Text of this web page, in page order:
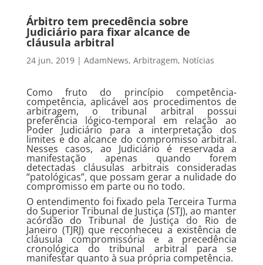
Árbitro tem precedência sobre
Judiciário para fixar alcance de
cláusula arbitral
24 jun, 2019| AdamNews, Arbitragem, Notícias
Como fruto do princípio competência-
competência, aplicável aos procedimentos de
arbitragem, o tribunal arbitral possui
preferência lógico-temporal em relação ao
Poder Judiciário para a interpretação dos
limites e do alcance do compromisso arbitral.
Nesses casos, ao Judiciário é reservada a
manifestação apenas quando forem
detectadas cláusulas arbitrais consideradas
“patológicas”, que possam gerar a nulidade do
compromisso em parte ou no todo.
O entendimento foi fixado pela Terceira Turma
do Superior Tribunal de Justiça (STJ), ao manter
acórdão do Tribunal de Justiça do Rio de
Janeiro (TJRJ) que reconheceu a existência de
cláusula compromissória e a precedência
cronológica do tribunal arbitral para se
manifestar quanto à sua própria competência.